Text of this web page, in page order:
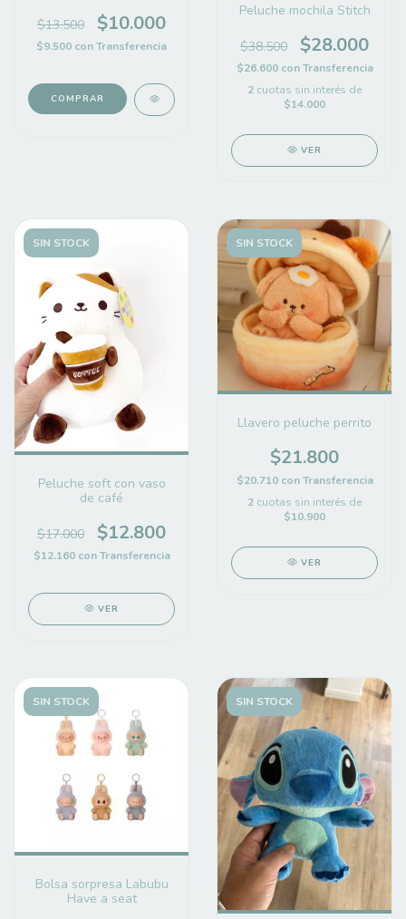
$13.500 $10.000
$9.500 conTransferencia
COMPRAR
Peluche mochila Stitch
$38.500 $28.000
$26.600 con Transferencia
2 cuotas sin interés de
$14.000
VER
SIN STOCK
Peluche soft con vaso
de café
$17.000 $12.800
$12.160 con Transferencia
VER
SIN STOCK
Llavero peluche perrito
$21.800
$20.710 con Transferencia
2 cuotas sin interés de
$10.900
VER
SIN STOCK
Bolsa sorpresa Labubu
Have a seat
SIN STOCK